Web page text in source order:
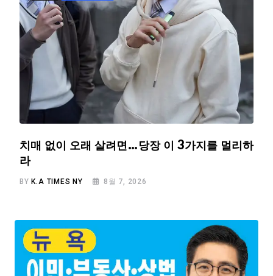
치매 없이 오래 살려면…당장 이 3가지를 멀리하
라
BYK.A TIMES NY 8월 7, 2026